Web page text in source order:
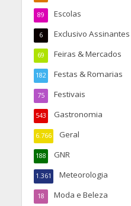
Escolas
89
Exclusivo Assinantes
6
Feiras & Mercados
69
Festas & Romarias
182
Festivais
75
Gastronomia
543
Geral
6.766
GNR
188
Meteorologia
1.361
Moda e Beleza
18